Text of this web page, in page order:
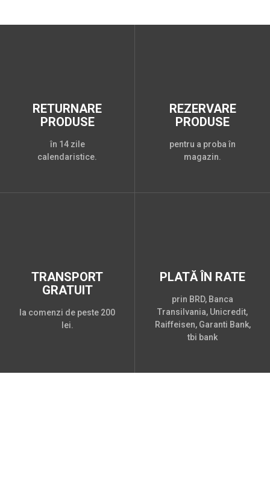
RETURNARE
PRODUSE
în 14 zile
calendaristice.
REZERVARE
PRODUSE
pentru a proba în
magazin.
TRANSPORT
GRATUIT
la comenzi de peste 200
lei.
PLATĂ ÎN RATE
prin BRD, Banca
Transilvania, Unicredit,
Raiffeisen, Garanti Bank,
tbi bank